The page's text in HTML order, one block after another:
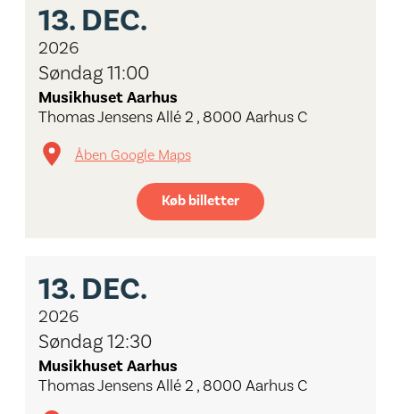
13. DEC.
2026
Søndag 11:00
Musikhuset Aarhus
Thomas Jensens Allé 2 , 8000 Aarhus C
Åben Google Maps
Køb billetter
13. DEC.
2026
Søndag 12:30
Musikhuset Aarhus
Thomas Jensens Allé 2 , 8000 Aarhus C